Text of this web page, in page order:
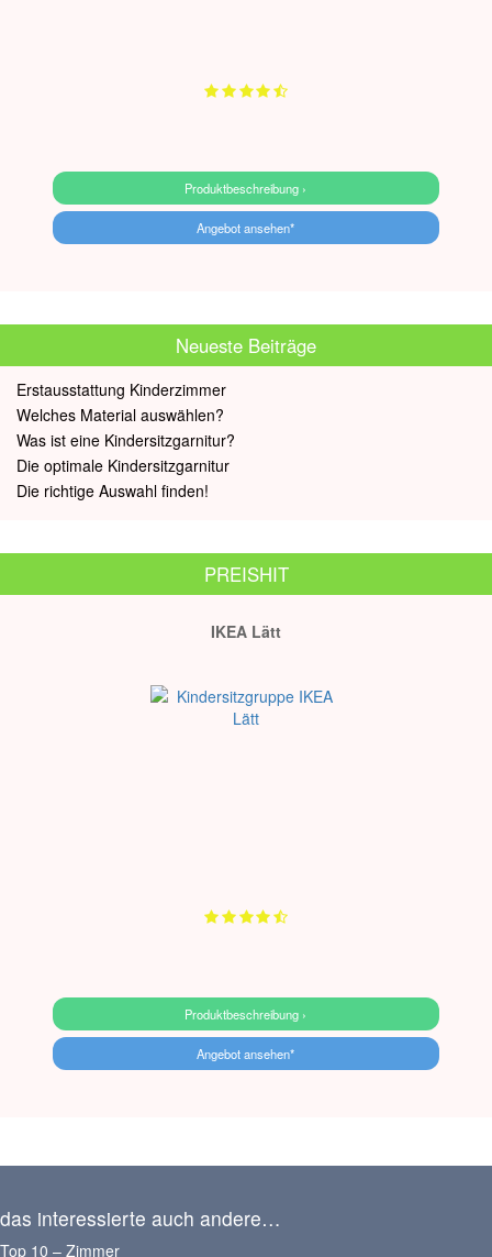
Produktbeschreibung ›
Angebot ansehen*
Neueste Beiträge
Erstausstattung Kinderzimmer
Welches Material auswählen?
Was ist eine Kindersitzgarnitur?
Die optimale Kindersitzgarnitur
Die richtige Auswahl finden!
PREISHIT
IKEA Lätt
Produktbeschreibung ›
Angebot ansehen*
das interessierte auch andere…
Top 10 – Zimmer